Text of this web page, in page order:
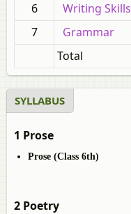
6
Writing Skills
7
Grammar
Total
SYLLABUS
1 Prose
Prose (Class 6th)
2 Poetry